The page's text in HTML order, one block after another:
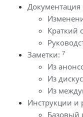
Документация
Краткий
Заметки: 7
Из
Из
Из
Инструкции и
Базовый